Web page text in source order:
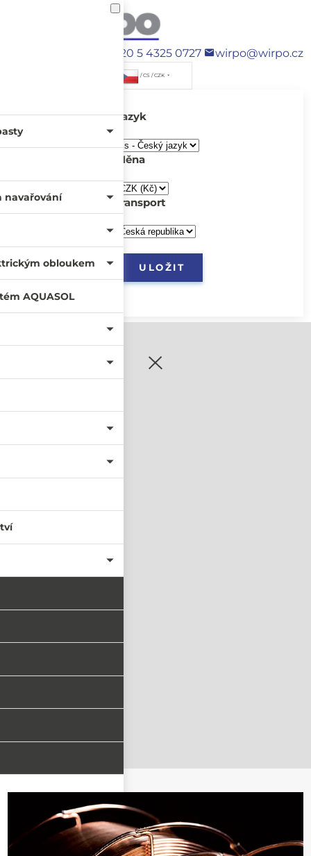
+420 5 4325 0727 wirpo@wirpo.cz
/ CS / CZK
Jazyk
Měna
transport
PŘIHLÁSIT SE
nastavit nové heslo
navařování
obloukem
AQUASOL